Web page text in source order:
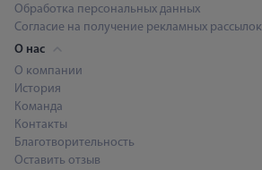
Обработка персональных данных
Согласие на получение рекламных рассылок
О нас
О компании
История
Команда
Контакты
Благотворительность
Оставить отзыв